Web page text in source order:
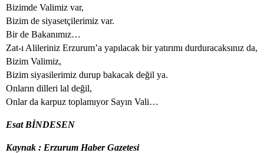
Bizimde Valimiz var,
Bizim de siyasetçilerimiz var.
Bir de Bakanımız…
Zat-ı Alileriniz Erzurum’a yapılacak bir yatırımı durduracaksınız da,
Bizim Valimiz,
Bizim siyasilerimiz durup bakacak değil ya.
Onların dilleri lal değil,
Onlar da karpuz toplamıyor Sayın Vali…
Esat BİNDESEN
Kaynak : Erzurum Haber Gazetesi